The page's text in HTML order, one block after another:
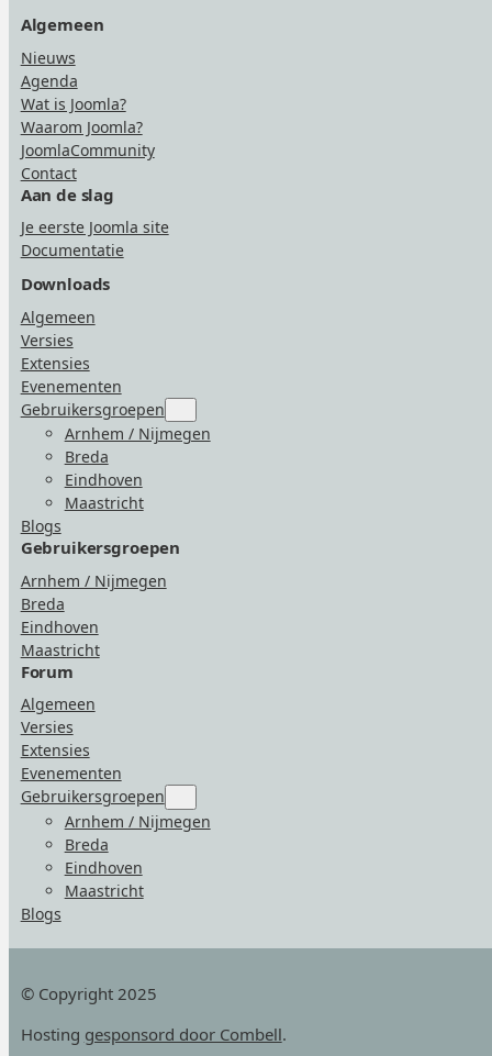
Algemeen
Nieuws
Agenda
Wat is Joomla?
Waarom Joomla?
JoomlaCommunity
Contact
Aan de slag
Je eerste Joomla site
Documentatie
Downloads
Algemeen
Versies
Extensies
Evenementen
Gebruikersgroepen
for
“Gebruikersgroepen”
Arnhem / Nijmegen
Breda
Eindhoven
Maastricht
Blogs
Gebruikersgroepen
Arnhem / Nijmegen
Breda
Eindhoven
Maastricht
Forum
Algemeen
Versies
Extensies
Evenementen
Gebruikersgroepen
for
“Gebruikersgroepen”
Arnhem / Nijmegen
Breda
Eindhoven
Maastricht
Blogs
© Copyright 2025
Hosting gesponsord door Combell.